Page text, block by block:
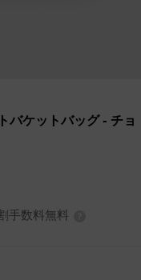
バケットバッグ- チョ
手数料無料